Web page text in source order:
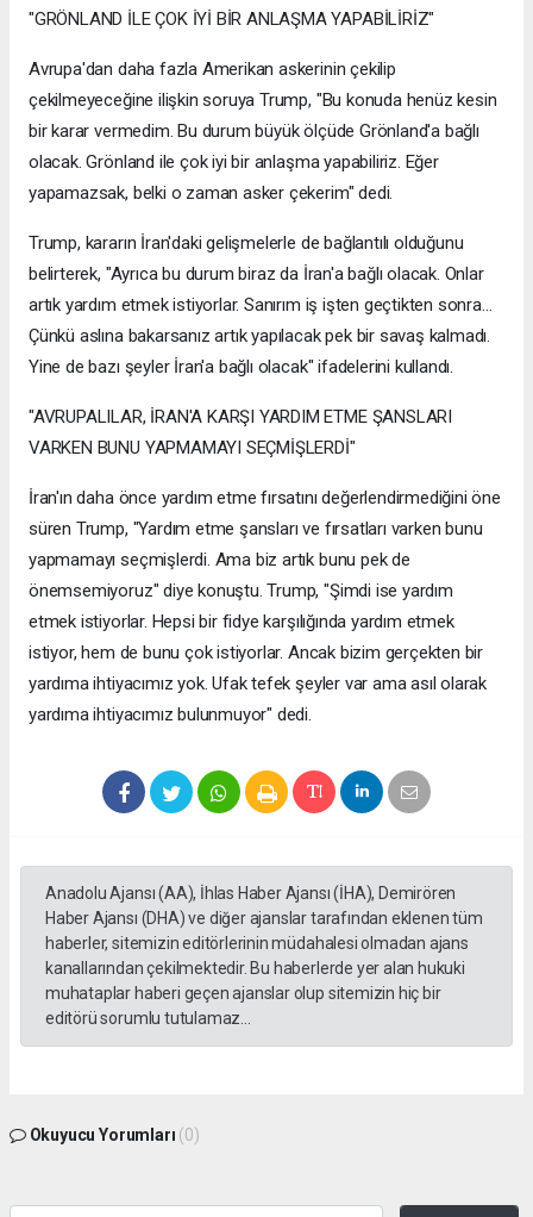
"GRÖNLAND İLE ÇOK İYİ BİR ANLAŞMA YAPABİLİRİZ"
Avrupa'dan daha fazla Amerikan askerinin çekilip
çekilmeyeceğine ilişkin soruya Trump, "Bu konuda henüz kesin
bir karar vermedim. Bu durum büyük ölçüde Grönland'a bağlı
olacak. Grönland ile çok iyi bir anlaşma yapabiliriz. Eğer
yapamazsak, belki o zaman asker çekerim" dedi.
Trump, kararın İran'daki gelişmelerle de bağlantılı olduğunu
belirterek, "Ayrıca bu durum biraz da İran'a bağlı olacak. Onlar
artık yardım etmek istiyorlar. Sanırım iş işten geçtikten sonra...
Çünkü aslına bakarsanız artık yapılacak pek bir savaş kalmadı.
Yine de bazı şeyler İran'a bağlı olacak" ifadelerini kullandı.
"AVRUPALILAR, İRAN'A KARŞI YARDIM ETME ŞANSLARI
VARKEN BUNU YAPMAMAYI SEÇMİŞLERDİ"
İran'ın daha önce yardım etme fırsatını değerlendirmediğini öne
süren Trump, "Yardım etme şansları ve fırsatları varken bunu
yapmamayı seçmişlerdi. Ama biz artık bunu pek de
önemsemiyoruz" diye konuştu. Trump, "Şimdi ise yardım
etmek istiyorlar. Hepsi bir fidye karşılığında yardım etmek
istiyor, hem de bunu çok istiyorlar. Ancak bizim gerçekten bir
yardıma ihtiyacımız yok. Ufak tefek şeyler var ama asıl olarak
yardıma ihtiyacımız bulunmuyor" dedi.
Anadolu Ajansı (AA), İhlas Haber Ajansı (İHA), Demirören
Haber Ajansı (DHA) ve diğer ajanslar tarafından eklenen tüm
haberler, sitemizin editörlerinin müdahalesi olmadan ajans
kanallarından çekilmektedir. Bu haberlerde yer alan hukuki
muhataplar haberi geçen ajanslar olup sitemizin hiç bir
editörü sorumlu tutulamaz...
Okuyucu Yorumları (0)